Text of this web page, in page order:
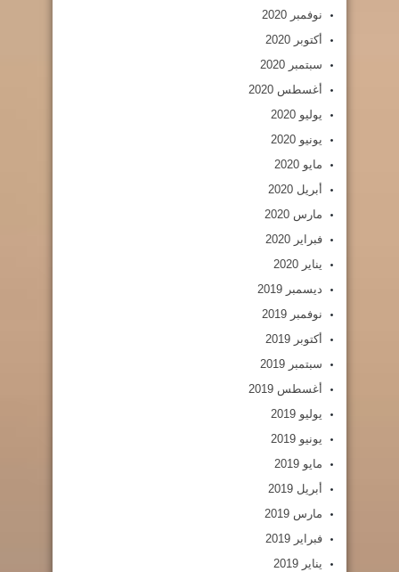
نوفمبر 2020
أكتوبر 2020
سبتمبر 2020
أغسطس 2020
يوليو 2020
يونيو 2020
مايو 2020
أبريل 2020
مارس 2020
فبراير 2020
يناير 2020
ديسمبر 2019
نوفمبر 2019
أكتوبر 2019
سبتمبر 2019
أغسطس 2019
يوليو 2019
يونيو 2019
مايو 2019
أبريل 2019
مارس 2019
فبراير 2019
يناير 2019